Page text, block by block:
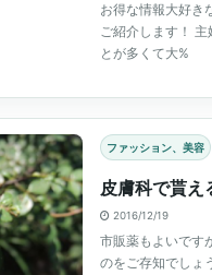
お得な情報大好き
ご紹介します！
とが多くて大%
ファッション、美容
皮膚科で貰え
2016/12/19
市販薬もよいです
のをご存知でしょ